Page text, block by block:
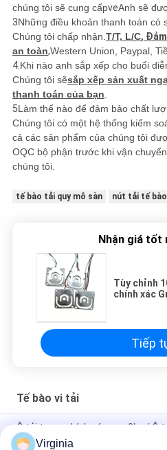
chúng tôi sẽ cung cấpveAnh sẽ
3Những điều khoản thanh toán có
Chúng tôi chấp nhận.T/T, L/C,
an toàn,Western Union, Paypal,
4.Khi nào anh sắp xếp cho buổi
Chúng tôi sẽsắp xếp sản xuất
thanh toán của bạn.
5Làm thế nào để đảm bảo chất
Chúng tôi có một hệ thống kiểm
cả các sản phẩm của chúng tôi
OQC bộ phận trước khi vận chuyển
chúng tôi.
tế bào tải quy mô sàn nút tải tế bào
Nhận giá tốt
Tùy chỉnh
chính xác
Tiếp
Tế bào vi tải
Ô tải trọng chính xác cao 3kg / Ô
điện tửVirginia